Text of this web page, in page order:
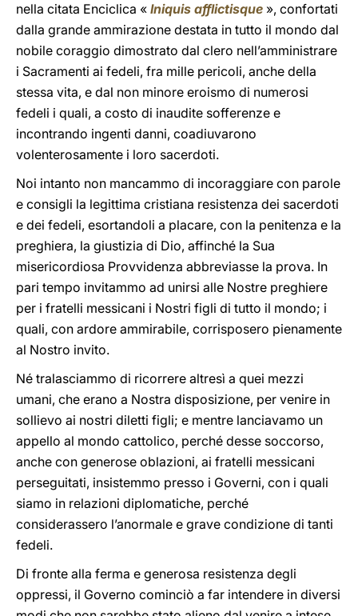
nella citata Enciclica « Iniquis afflictisque », confortati
dalla grande ammirazione destata in tutto il mondo dal
nobile coraggio dimostrato dal clero nell’amministrare
i Sacramenti ai fedeli, fra mille pericoli, anche della
stessa vita, e dal non minore eroismo di numerosi
fedeli i quali, a costo di inaudite sofferenze e
incontrando ingenti danni, coadiuvarono
volenterosamente i loro sacerdoti.
Noi intanto non mancammo di incoraggiare con parole
e consigli la legittima cristiana resistenza dei sacerdoti
e dei fedeli, esortandoli a placare, con la penitenza e la
preghiera, la giustizia di Dio, affinché la Sua
misericordiosa Provvidenza abbreviasse la prova. In
pari tempo invitammo ad unirsi alle Nostre preghiere
per i fratelli messicani i Nostri figli di tutto il mondo; i
quali, con ardore ammirabile, corrisposero pienamente
al Nostro invito.
Né tralasciammo di ricorrere altresì a quei mezzi
umani, che erano a Nostra disposizione, per venire in
sollievo ai nostri diletti figli; e mentre lanciavamo un
appello al mondo cattolico, perché desse soccorso,
anche con generose oblazioni, ai fratelli messicani
perseguitati, insistemmo presso i Governi, con i quali
siamo in relazioni diplomatiche, perché
considerassero l’anormale e grave condizione di tanti
fedeli.
Di fronte alla ferma e generosa resistenza degli
oppressi, il Governo cominciò a far intendere in diversi